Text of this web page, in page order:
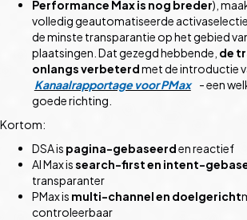
Performance Max is nog breder),
volledig geautomatiseerde
de minste transparantie op het gebied
plaatsingen. Dat gezegd hebbende, de
onlangs verbeterdmet de introductie
Kanaalrapportage voor PMax
- een
goede richting.
Kortom:
DSA is pagina-gebaseerden reactief
AI Max issearch-first en intent-
transparanter
PMax is multi-channel en doelgericht
controleerbaar